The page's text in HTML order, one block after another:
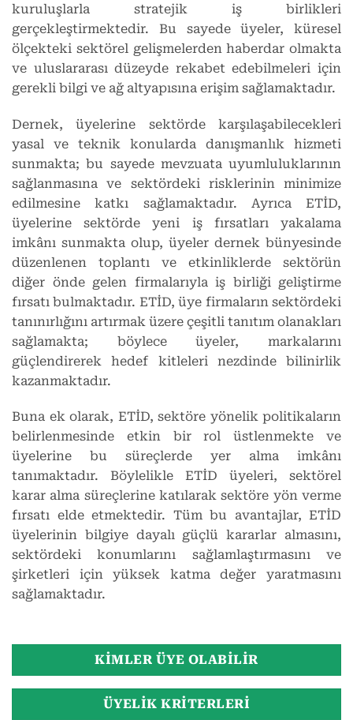
kuruluşlarla stratejik iş birlikleri
gerçekleştirmektedir. Bu sayede üyeler, küresel
ölçekteki sektörel gelişmelerden haberdar olmakta
ve uluslararası düzeyde rekabet edebilmeleri için
gerekli bilgi ve ağ altyapısına erişim sağlamaktadır.
Dernek, üyelerine sektörde karşılaşabilecekleri
yasal ve teknik konularda danışmanlık hizmeti
sunmakta; bu sayede mevzuata uyumluluklarının
sağlanmasına ve sektördeki risklerinin minimize
edilmesine katkı sağlamaktadır. Ayrıca ETİD,
üyelerine sektörde yeni iş fırsatları yakalama
imkânı sunmakta olup, üyeler dernek bünyesinde
düzenlenen toplantı ve etkinliklerde sektörün
diğer önde gelen firmalarıyla iş birliği geliştirme
fırsatı bulmaktadır. ETİD, üye firmaların sektördeki
tanınırlığını artırmak üzere çeşitli tanıtım olanakları
sağlamakta; böylece üyeler, markalarını
güçlendirerek hedef kitleleri nezdinde bilinirlik
kazanmaktadır.
Buna ek olarak, ETİD, sektöre yönelik politikaların
belirlenmesinde etkin bir rol üstlenmekte ve
üyelerine bu süreçlerde yer alma imkânı
tanımaktadır. Böylelikle ETİD üyeleri, sektörel
karar alma süreçlerine katılarak sektöre yön verme
fırsatı elde etmektedir. Tüm bu avantajlar, ETİD
üyelerinin bilgiye dayalı güçlü kararlar almasını,
sektördeki konumlarını sağlamlaştırmasını ve
şirketleri için yüksek katma değer yaratmasını
sağlamaktadır.
KIMLER ÜYE OLABILIR
ÜYELIK KRITERLERI